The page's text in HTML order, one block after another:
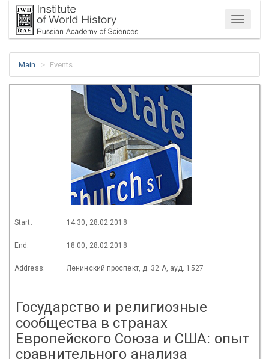
Menu
Main Events
Start: 14:30, 28.02.2018
End: 18:00, 28.02.2018
Address: Ленинский проспект, д. 32 А, ауд. 1527
Государство и религиозные
сообщества в странах
Европейского Союза и США: опыт
сравнительного анализа